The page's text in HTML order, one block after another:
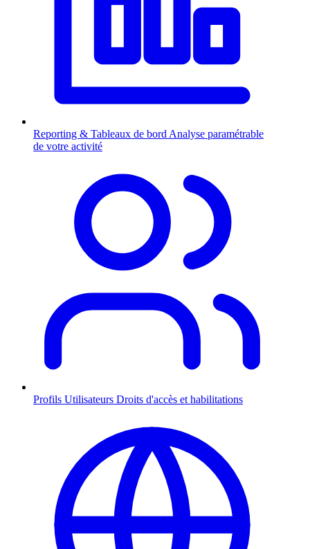
Reporting & Tableaux de bord Analyse paramétrable
de votre activité
Profils Utilisateurs Droits d'accès et habilitations